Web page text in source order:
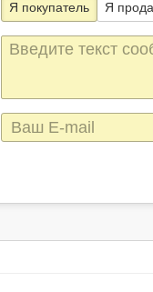
Я покупатель Я
Текст
сообщения
E-
mail